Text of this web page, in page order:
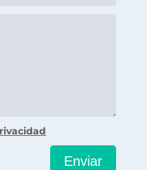
Enviar